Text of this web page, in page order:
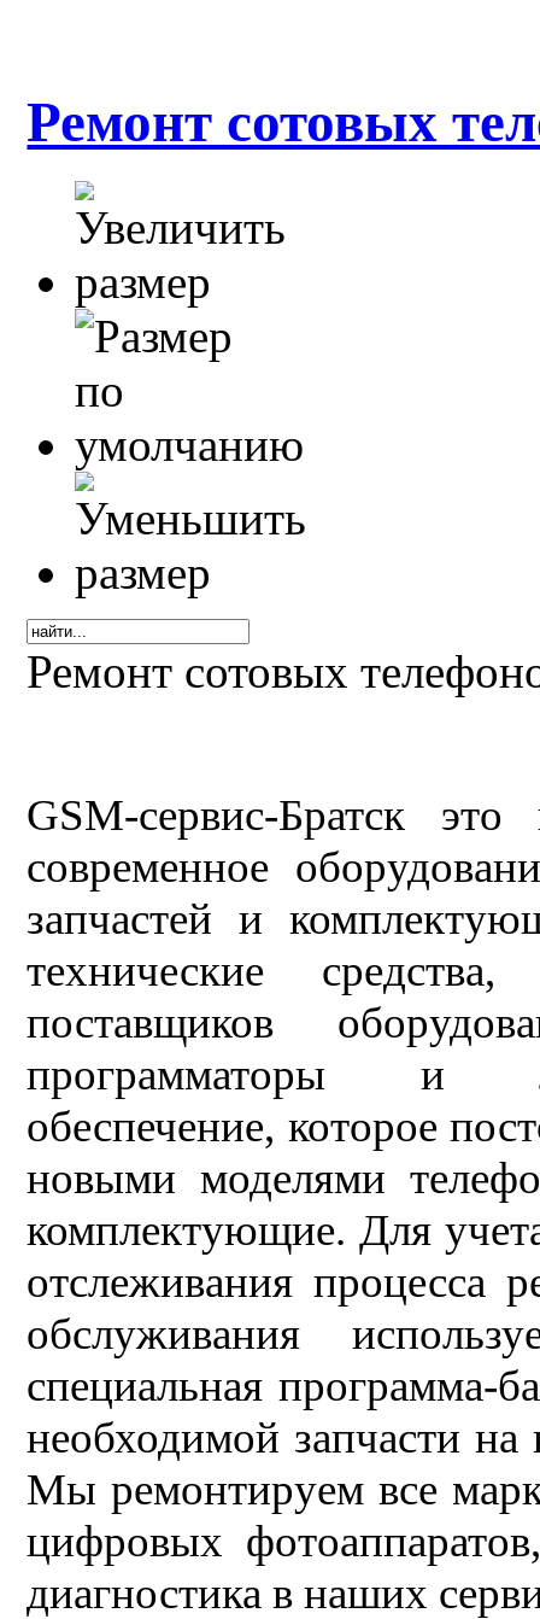
Ремонт сотовых
Ремонт сотовых
GSM-сервис-Братск
современное
запчастей и
технические
поставщиков
программаторы и
обеспечение, которое
новыми моделями
комплектующие. Для
отслеживания процесса
обслуживания
специальная программа-
необходимой запчасти на
Мы ремонтируем все
цифровых
диагностика в наших